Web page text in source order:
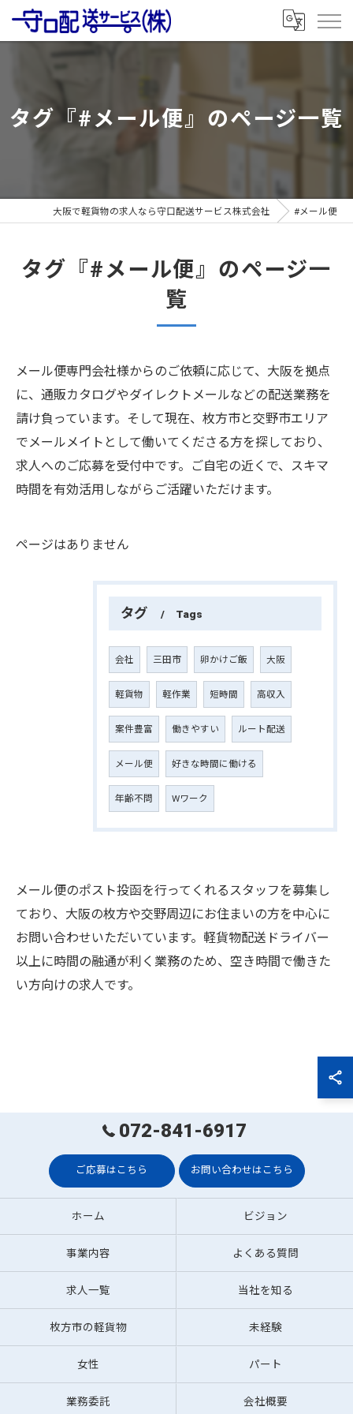
タグ『#メール便』のページ一覧
大阪で軽貨物の求人なら守口配送サービス株式会社 #メール便
タグ『#メール便』のページ一
覧
メール便専門会社様からのご依頼に応じて、大阪を拠点
に、通販カタログやダイレクトメールなどの配送業務を
請け負っています。そして現在、枚方市と交野市エリア
でメールメイトとして働いてくださる方を探しており、
求人へのご応募を受付中です。ご自宅の近くで、スキマ
時間を有効活用しながらご活躍いただけます。
ページはありません
タグ Tags
会社 三田市 卵かけご飯 大阪
軽貨物 軽作業 短時間 高収入
案件豊富 働きやすい ルート配送
メール便 好きな時間に働ける
年齢不問 Wワーク
メール便のポスト投函を行ってくれるスタッフを募集し
ており、大阪の枚方や交野周辺にお住まいの方を中心に
お問い合わせいただいています。軽貨物配送ドライバー
以上に時間の融通が利く業務のため、空き時間で働きた
い方向けの求人です。
072-841-6917
ご応募はこちら お問い合わせはこちら
ホーム ビジョン
事業内容 よくある質問
求人一覧 当社を知る
枚方市の軽貨物 未経験
女性 パート
業務委託 会社概要